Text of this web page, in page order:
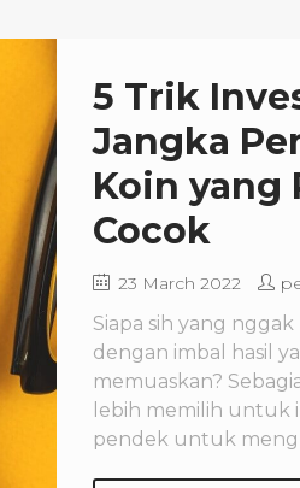
5 Trik
Jangka
Koin yang
Cocok
23 March 2022
Siapa sih yang
dengan imbal hasil
memuaskan?
lebih memilih untuk
pendek untuk